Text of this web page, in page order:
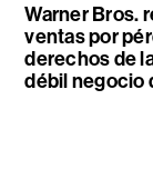
Warner Bros.
ventas por
derechos de
débil negocio